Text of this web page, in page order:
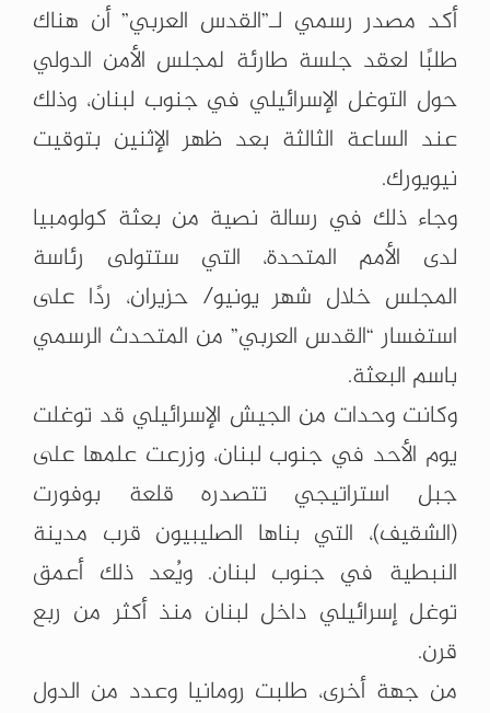
أكد مصدر رسمي لـ”القدس العربي” أن هناك
طلبًا لعقد جلسة طارئة لمجلس الأمن الدولي
حول التوغل الإسرائيلي في جنوب لبنان، وذلك
عند الساعة الثالثة بعد ظهر الإثنين بتوقيت
نيويورك.
وجاء ذلك في رسالة نصية من بعثة كولومبيا
لدى الأمم المتحدة، التي ستتولى رئاسة
المجلس خلال شهر يونيو/ حزيران، ردًا على
استفسار “القدس العربي” من المتحدث الرسمي
باسم البعثة.
وكانت وحدات من الجيش الإسرائيلي قد توغلت
يوم الأحد في جنوب لبنان، وزرعت علمها على
جبل استراتيجي تتصدره قلعة بوفورت
(الشقيف)، التي بناها الصليبيون قرب مدينة
النبطية في جنوب لبنان. ويُعد ذلك أعمق
توغل إسرائيلي داخل لبنان منذ أكثر من ربع
قرن.
من جهة أخرى، طلبت رومانيا وعدد من الدول